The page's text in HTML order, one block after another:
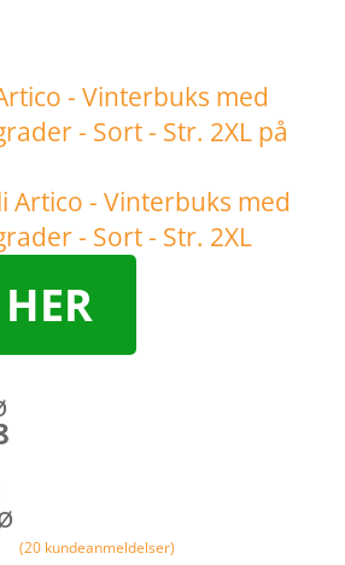
(20 kundeanmeldelser)